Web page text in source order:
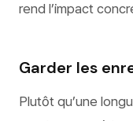
rend l’impact
Garder les
Plutôt qu’une